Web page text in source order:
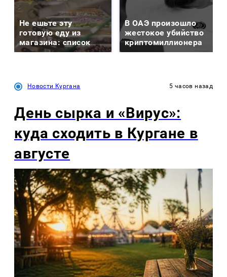
Не ешьте эту
готовую еду из
магазина: список
В ОАЭ произошло
жестокое убийство
криптомиллионера
Новости Кургана 5 часов назад
День сырка и «Вирус»:
куда сходить в Кургане в
августе